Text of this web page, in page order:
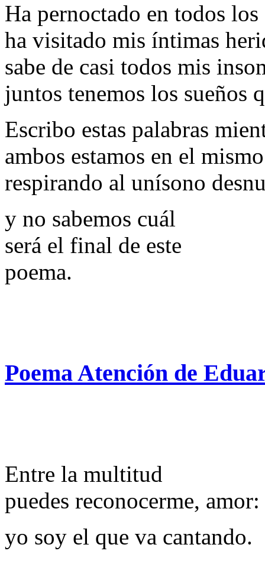
Ha pernoctado en todos
ha visitado mis íntimas
sabe de casi todos mis
juntos tenemos los sueños
Escribo estas palabras
ambos estamos en el
respirando al unísono
y no sabemos cuál
será el final de este
poema.
Poema Atención de
Entre la multitud
puedes reconocerme, amor:
yo soy el que va cantando.